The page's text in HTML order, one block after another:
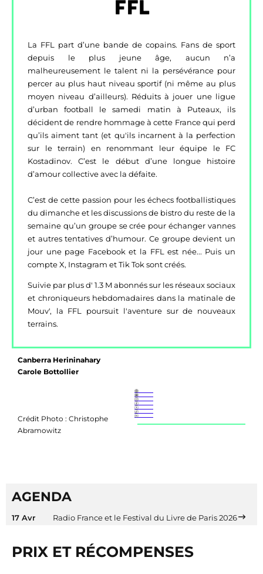
La FFL part d’une bande de copains. Fans de sport
depuis le plus jeune âge, aucun n’a
malheureusement le talent ni la persévérance pour
percer au plus haut niveau sportif (ni même au plus
moyen niveau d’ailleurs). Réduits à jouer une ligue
d’urban football le samedi matin à Puteaux, ils
décident de rendre hommage à cette France qui perd
qu’ils aiment tant (et qu'ils incarnent à la perfection
sur le terrain) en renommant leur équipe le FC
Kostadinov. C’est le début d’une longue histoire
d’amour collective avec la défaite.
C’est de cette passion pour les échecs footballistiques
du dimanche et les discussions de bistro du reste de la
semaine qu’un groupe se crée pour échanger vannes
et autres tentatives d’humour. Ce groupe devient un
jour une page Facebook et la FFL est née... Puis un
compte X, Instagram et Tik Tok sont créés.
Suivie par plus d' 1.3 M abonnés sur les réseaux sociaux
et chroniqueurs hebdomadaires dans la matinale de
Mouv', la FFL poursuit l'aventure sur de nouveaux
terrains.
Canberra Herininahary
Carole Bottollier
Crédit Photo : Christophe
Abramowitz
AGENDA
17 Avr Radio France et le Festival du Livre de Paris 2026
PRIX ET RÉCOMPENSES